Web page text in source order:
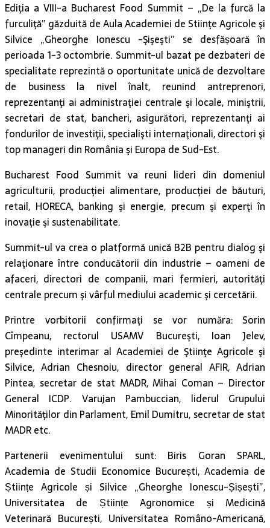
perioada 1-3 octombrie. Summit-ul bazat pe dezbateri de
specialitate reprezintă o oportunitate unică de dezvoltare
de business la nivel înalt, reunind antreprenori,
reprezentanţi ai administraţiei centrale şi locale, miniştrii,
secretari de stat, bancheri, asigurători, reprezentanţi ai
fondurilor de investiţii, specialişti internaţionali, directori şi
top manageri din România şi Europa de Sud-Est.
Bucharest Food Summit va reuni lideri din domeniul
agriculturii, producţiei alimentare, producţiei de băuturi,
retail, HORECA, banking şi energie, precum şi experţi în
inovaţie şi sustenabilitate.
Summit-ul va crea o platformă unică B2B pentru dialog şi
relaţionare între conducătorii din industrie – oameni de
afaceri, directori de companii, mari fermieri, autorităţi
centrale precum şi vârful mediului academic şi cercetării.
Printre vorbitorii confirmaţi se vor număra: Sorin
Cîmpeanu, rectorul USAMV Bucureşti, Ioan Jelev,
preşedinte interimar al Academiei de Ştiinţe Agricole şi
Silvice, Adrian Chesnoiu, director general AFIR, Adrian
Pintea, secretar de stat MADR, Mihai Coman – Director
General ICDP. Varujan Pambuccian, liderul Grupului
Minorităţilor din Parlament, Emil Dumitru, secretar de stat
MADR etc.
Partenerii evenimentului sunt: Biris Goran SPARL,
Academia de Studii Economice București, Academia de
Universitatea de Științe Agronomice și Medicină
Veterinară București, Universitatea Româno-Americană,
Castel SALBEK.
Printre sponsori se vor regăsi: Smart Home Development